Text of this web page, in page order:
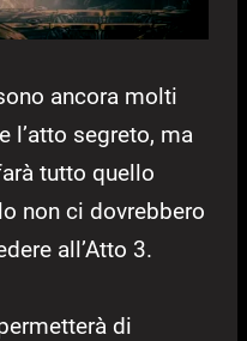
ancora molti
l’atto segreto, ma
tutto quello
non ci dovrebbero
all’Atto 3.
di